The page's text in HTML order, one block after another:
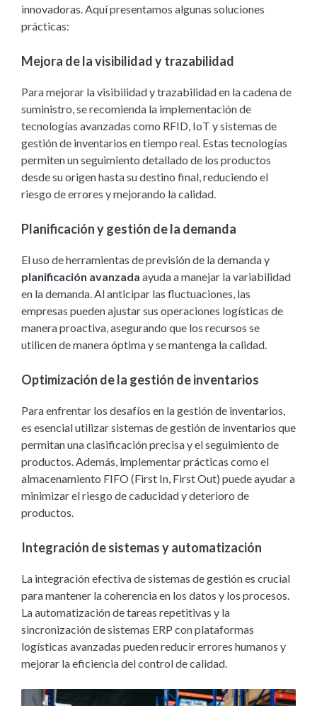
innovadoras. Aquí presentamos algunas soluciones
prácticas:
Mejora de la visibilidad y trazabilidad
Para mejorar la visibilidad y trazabilidad en la cadena de
suministro, se recomienda la implementación de
tecnologías avanzadas como RFID, IoT y sistemas de
gestión de inventarios en tiempo real. Estas tecnologías
permiten un seguimiento detallado de los productos
desde su origen hasta su destino final, reduciendo el
riesgo de errores y mejorando la calidad.
Planificación y gestión de la demanda
El uso de herramientas de previsión de la demanda y
planificación avanzada ayuda a manejar la variabilidad
en la demanda. Al anticipar las fluctuaciones, las
empresas pueden ajustar sus operaciones logísticas de
manera proactiva, asegurando que los recursos se
utilicen de manera óptima y se mantenga la calidad.
Optimización de la gestión de inventarios
Para enfrentar los desafíos en la gestión de inventarios,
es esencial utilizar sistemas de gestión de inventarios que
permitan una clasificación precisa y el seguimiento de
productos. Además, implementar prácticas como el
almacenamiento FIFO (First In, First Out) puede ayudar a
minimizar el riesgo de caducidad y deterioro de
productos.
Integración de sistemas y automatización
La integración efectiva de sistemas de gestión es crucial
para mantener la coherencia en los datos y los procesos.
La automatización de tareas repetitivas y la
sincronización de sistemas ERP con plataformas
logísticas avanzadas pueden reducir errores humanos y
mejorar la eficiencia del control de calidad.